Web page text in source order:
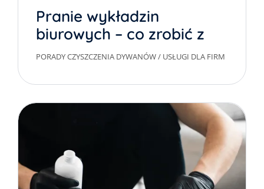
Pranie wykładzin
biurowych – co zrobić z
meblami?
PORADY CZYSZCZENIA DYWANÓW/ USŁUGI DLA FIRM